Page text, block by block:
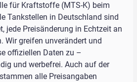
für Kraftstoffe (MTS-K) beim
Tankstellen in Deutschland sind
jede Preisänderung in Echtzeit an
Wir greifen unverändert und
offiziellen Daten zu –
und werbefrei. Auch auf der
alle Preisangaben